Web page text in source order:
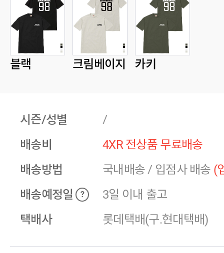
블랙 크림베이지 카키
시즌/성별
/
배송비
4XR 전상품 무료배송
배송방법
국내배송 / 입점사 배송 (
배송예정일
?
3일 이내 출고
택배사
롯데택배(구.현대택배)